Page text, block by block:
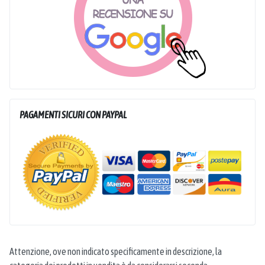
PAGAMENTI SICURI CON PAYPAL
Attenzione, ove non indicato specificamente in descrizione, la